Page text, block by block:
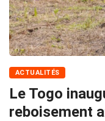
ACTUALITÉS
Le Togo
reboisement